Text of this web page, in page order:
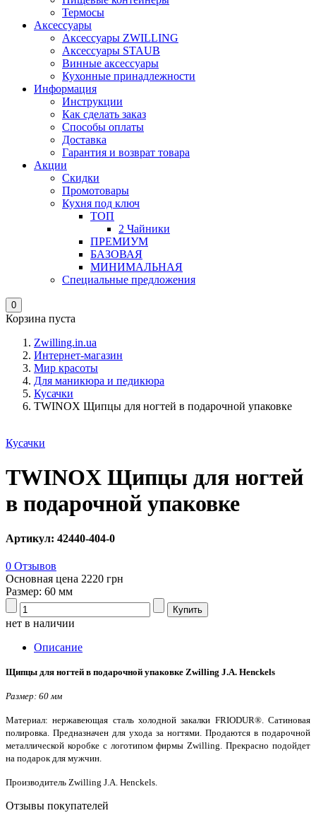
Термосы
Аксессуары
Аксессуары ZWILLING
Аксессуары STAUB
Винные аксессуары
Кухонные принадлежности
Информация
Инструкции
Как сделать заказ
Способы оплаты
Доставка
Гарантия и возврат товара
Акции
Скидки
Промотовары
Кухня под ключ
ТОП
2 Чайники
ПРЕМИУМ
БАЗОВАЯ
МИНИМАЛЬНАЯ
Специальные предложения
0
Корзина пуста
Zwilling.in.ua
Интернет-магазин
Мир красоты
Для маникюра и педикюра
Кусачки
TWINOX Щипцы для ногтей в подарочной упаковке
Кусачки
TWINOX Щипцы для ногтей
в подарочной упаковке
Артикул: 42440-404-0
0 Отзывов
Основная цена 2220 грн
Размер: 60 мм
нет в наличии
Описание
Щипцы для ногтей в подарочной упаковке Zwilling J.A. Henckels
Размер: 60 мм
Материал: нержавеющая сталь холодной закалки FRIODUR®. Сатиновая
полировка. Предназначен для ухода за ногтями. Продаются в подарочной
металлической коробке с логотипом фирмы Zwilling. Прекрасно подойдет
на подарок для мужчин.
Производитель Zwilling J.A. Henckels.
Отзывы покупателей